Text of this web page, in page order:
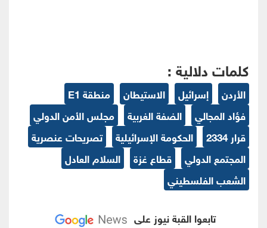
كلمات دلالية :
الأردن إسرائيل الاستيطان
منطقة E1
فؤاد المجالي
الضفة الغربية
مجلس الأمن الدولي
قرار 2334
الحكومة الإسرائيلية
تصريحات عنصرية
المجتمع الدولي
قطاع غزة
السلام العادل
الشعب الفلسطيني
تابعوا القبة نيوز على